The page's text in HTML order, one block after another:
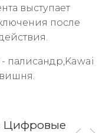
выступает
после
- палисандр,Kawai
вишня.
Цифровые